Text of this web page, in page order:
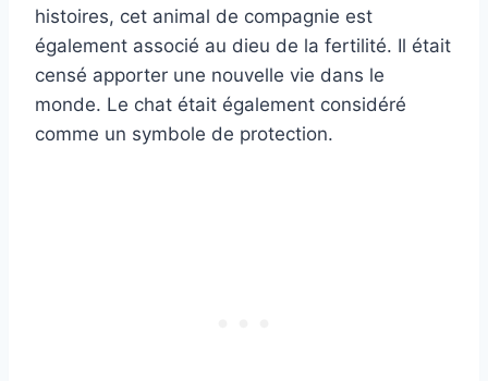
histoires, cet animal de compagnie est
également associé au dieu de la fertilité. Il était
censé apporter une nouvelle vie dans le
monde. Le chat était également considéré
comme un symbole de protection.